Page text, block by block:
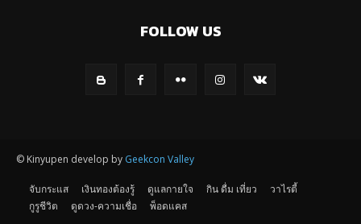
FOLLOW US
© Kinyupen develop by Geekcon Valley
จับกระแส เงินทองต้องรู้ ดูแลกายใจ กิน ดื่ม เที่ยว
วาไรตี้
กูรูชีวิต
ดูดวง-ความเชื่อ พ็อดแคส